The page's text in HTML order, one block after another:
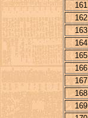
161
162
163
164
165
166
167
168
169